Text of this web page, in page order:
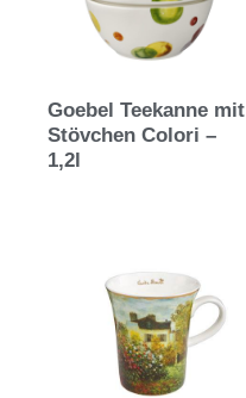
Goebel Teekanne mit
Stövchen Colori –
1,2l